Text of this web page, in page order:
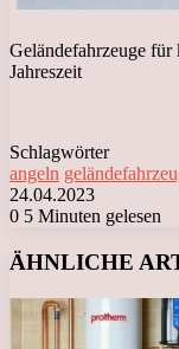
Geländefahrzeuge
Jahreszeit
Schlagwörter
angeln
24.04.2023
0 5 Minuten gelesen
ÄHNLICHE